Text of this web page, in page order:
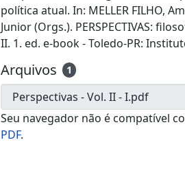
política atual. In: MELLER FILHO,
Junior (Orgs.). PERSPECTIVAS:
II. 1. ed. e-book - Toledo-PR:
Arquivos 1
Seu navegador não é compatível
PDF.